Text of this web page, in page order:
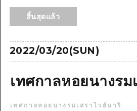
สถานบันเทิงยามค่
มรดกโลก
ประสบการณ์ / ใน
ประวัติศาสตร์ / วั
การรักษา
ยามากุจิตะวันออก
บริเวณรอบๆ มิย
ยามากุจิตะวันออก
จังหวัดเอฮิเมะ
ชิมาเนะ
เข้าถึงเข้าถึง
สรุปการจราจรรอง
ความแออัดของสิ่งอ
บริการรับฝากและ
อีเว้นท์
สิ้นสุดแล้ว
2022/03/20(SUN)
เทศกาลหอยนางรม
เทศกาลหอยนางรมเสราไวย์นาริ